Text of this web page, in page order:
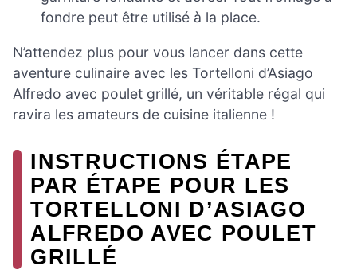
fondre peut être utilisé à la place.
N’attendez plus pour vous lancer dans cette
aventure culinaire avec les Tortelloni d’Asiago
Alfredo avec poulet grillé, un véritable régal qui
ravira les amateurs de cuisine italienne !
INSTRUCTIONS ÉTAPE
PAR ÉTAPE POUR LES
TORTELLONI D’ASIAGO
ALFREDO AVEC POULET
GRILLÉ